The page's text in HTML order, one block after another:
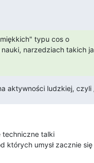
typu cos o
narzedziach takich
aktywności ludzkiej, czyli
techniczne talki
których umysł zacznie się